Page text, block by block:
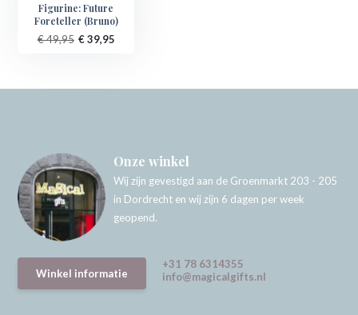
Figurine: Future
Foreteller (Bruno)
€ 49,95 € 39,95
Onze winkel
Wij zijn gevestigd aan de Groenmarkt 203 - 205
in Dordrecht en wij zijn 6 dagen per week
geopend.
Winkel informatie
+31 78 6314355
info@magicalgifts.nl